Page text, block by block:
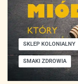
SKLEP KOLONIALNY
SMAKI ZDROWIA